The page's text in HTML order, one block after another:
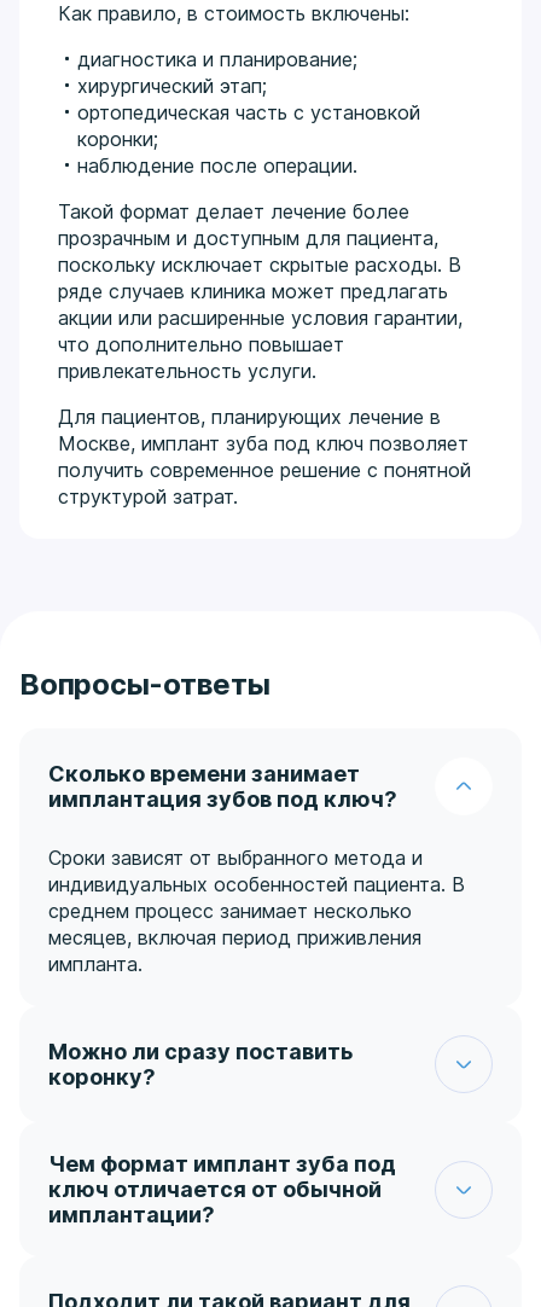
Как правило, в стоимость включены:
диагностика и планирование;
хирургический этап;
ортопедическая часть с установкой
коронки;
наблюдение после операции.
Такой формат делает лечение более
прозрачным и доступным для пациента,
поскольку исключает скрытые расходы. В
ряде случаев клиника может предлагать
акции или расширенные условия гарантии,
что дополнительно повышает
привлекательность услуги.
Для пациентов, планирующих лечение в
Москве, имплант зуба под ключ позволяет
получить современное решение с понятной
структурой затрат.
Вопросы-ответы
Сколько времени занимает
имплантация зубов под ключ?
Сроки зависят от выбранного метода и
индивидуальных особенностей пациента. В
среднем процесс занимает несколько
месяцев, включая период приживления
импланта.
Можно ли сразу поставить
коронку?
решение принимает врач после оценки
стабильности импланта.
Чем формат имплант зуба под
ключ отличается от обычной
имплантации?
готового результата, без необходимости
Подходит ли такой вариант для